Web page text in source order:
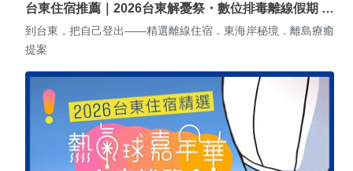
台東住宿推薦｜2026台東解憂祭・數位排毒離線假期 …
到台東，把自己登出——精選離線住宿．東海岸秘境．離島療癒
提案